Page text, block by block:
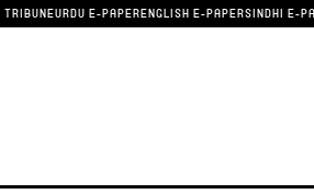
TRIBUNEURDU E-PAPERENGLISH E-PAPERSINDHI E-